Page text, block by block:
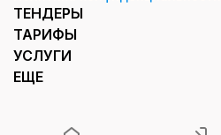
ТЕНДЕРЫ
ТАРИФЫ
УСЛУГИ
ЕЩЕ